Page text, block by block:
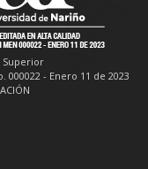
Superior
- Enero 11 de 2023